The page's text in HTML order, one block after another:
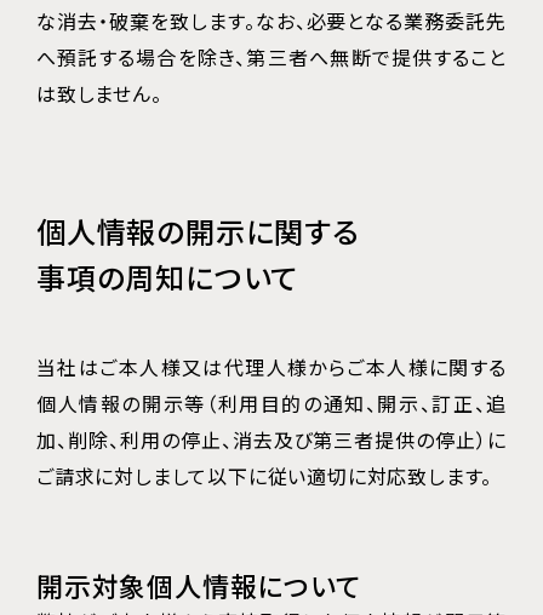
な消去・破棄を致します。なお、必要となる業務委託先
へ預託する場合を除き、第三者へ無断で提供すること
は致しません。
個人情報の開示に関する
事項の周知について
当社はご本人様又は代理人様からご本人様に関する
個人情報の開示等（利用目的の通知、開示、訂正、追
加、削除、利用の停止、消去及び第三者提供の停止）に
ご請求に対しまして以下に従い適切に対応致します。
開示対象個人情報について